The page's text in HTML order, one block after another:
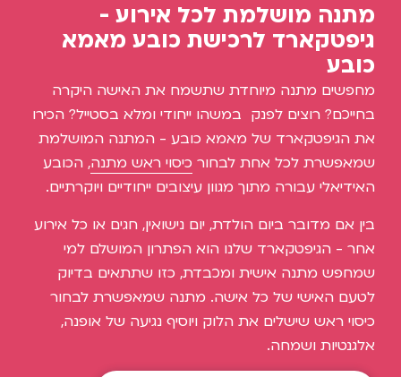
מתנה מושלמת לכל אירוע -
גיפטקארד לרכישת כובע מאמא
כובע
מחפשים מתנה מיוחדת שתשמח את האישה היקרה
בחייכם? רוצים לפנק במשהו ייחודי ומלא בסטייל? הכירו
את הגיפטקארד של מאמא כובע - המתנה המושלמת
שמאפשרת לכל אחת לבחור כיסוי ראש מתנה, הכובע
האידיאלי עבורה מתוך מגוון עיצובים ייחודיים ויוקרתיים.
בין אם מדובר ביום הולדת, יום נישואין, חגים או כל אירוע
אחר - הגיפטקארד שלנו הוא הפתרון המושלם למי
שמחפש מתנה אישית ומכבדת, כזו שתתאים בדיוק
לטעם האישי של כל אישה. מתנה שמאפשרת לבחור
כיסוי ראש שישלים את הלוק ויוסיף נגיעה של אופנה,
אלגנטיות ושמחה.